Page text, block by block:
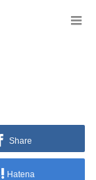
Share
Hatena